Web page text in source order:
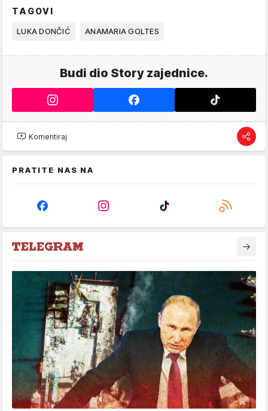
TAGOVI
LUKA DONČIĆ ANAMARIA GOLTES
Budi dio Story zajednice.
Komentiraj
PRATITE NAS NA